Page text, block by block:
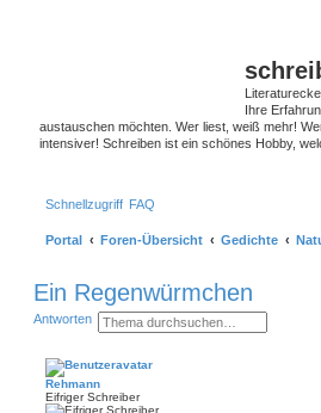
Ihre
austauschen möchten. Wer liest, weiß mehr!
intensiver! Schreiben ist ein schönes Hobby,
Schnellzugriff FAQ
Portal Foren-Übersicht Gedichte
Ein Regenwürmchen
Antworten S
u
h
E
r
e
t
e
Rehmann
Eifriger Schreiber